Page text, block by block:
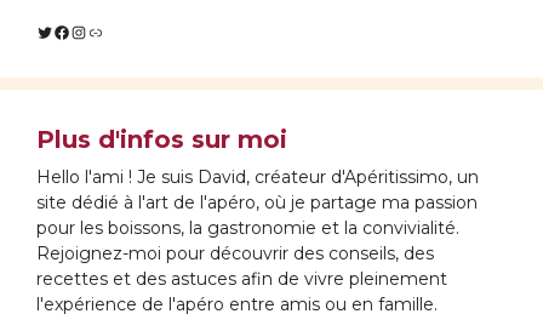
Twitter
Facebook
Instagram
Lien
Plus d'infos sur moi
Hello l'ami ! Je suis David, créateur d'Apéritissimo, un
site dédié à l'art de l'apéro, où je partage ma passion
pour les boissons, la gastronomie et la convivialité.
Rejoignez-moi pour découvrir des conseils, des
recettes et des astuces afin de vivre pleinement
l'expérience de l'apéro entre amis ou en famille.